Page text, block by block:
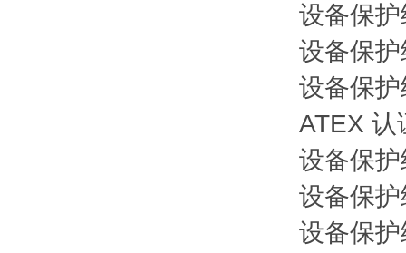
设备保
设备保
设备保
ATEX 认
设备保
设备保
设备保